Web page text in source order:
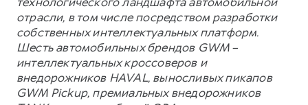
отрасли, в том числе посредством разработки
собственных интеллектуальных платформ.
Шесть автомобильных брендов GWM –
интеллектуальных кроссоверов и
внедорожников HAVAL, выносливых пикапов
GWM Pickup, премиальных внедорожников